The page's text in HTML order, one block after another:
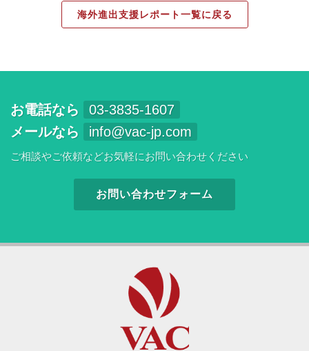
海外進出支援レポート一覧に戻る
お電話なら
03-3835-1607
メールなら
info@vac-jp.com
ご相談やご依頼などお気軽にお問い合わせください
お問い合わせフォーム